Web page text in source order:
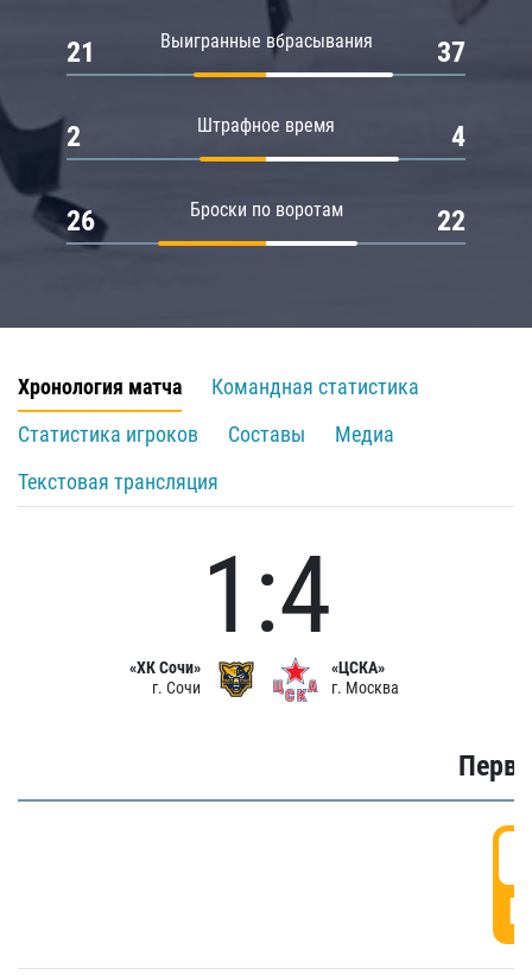
Выигранные вбрасывания
21 37
Штрафное время
2 4
Броски по воротам
26 22
Хронология матча
Командная статистика
Статистика игроков
Составы
Медиа
Текстовая трансляция
«ХК Сочи»
г. Сочи
1:4
«ЦСКА»
г. Москва